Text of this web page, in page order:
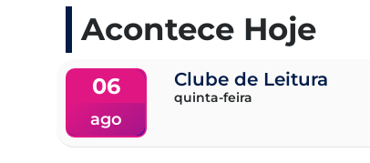
Acontece Hoje
06
ago
Clube de Leitura
quinta-feira